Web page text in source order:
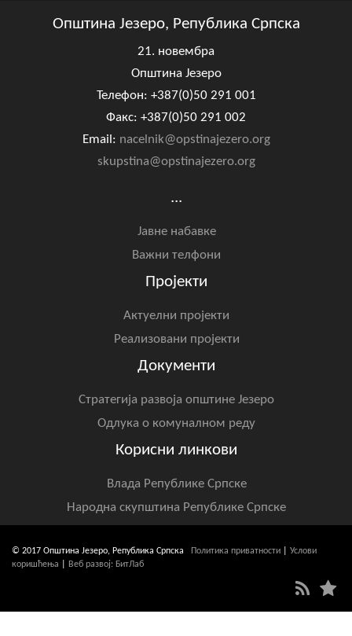
Општина Језеро, Република Српска
21. новембра
Општина Језеро
Телефон: +387(0)50 291 001
Факс: +387(0)50 291 002
Email: nacelnik@opstinajezero.org
skupstina@opstinajezero.org
...
Јавне набавке
Важни телфони
Пројекти
Актуелни пројекти
Реализовани пројекти
Документи
Стратегија развоја општине Језеро
Одлука о комуналном реду
Корисни линкови
Влада Републике Српске
Народна скупштина Републике Српске
© 2017 Општина Језеро, Република Српска Политика приватности
Услови
коришћења
Веб развој: БитЛаб